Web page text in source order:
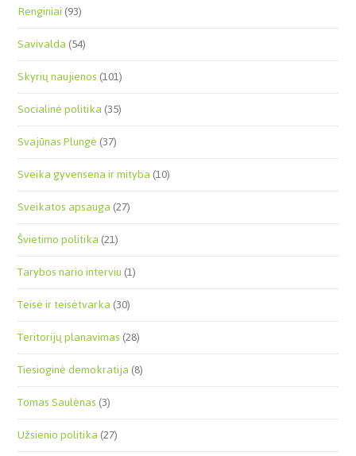
Renginiai(93)
Savivalda(54)
Skyrių naujienos(101)
Socialinė politika(35)
Svajūnas Plungė(37)
Sveika gyvensena ir mityba(10)
Sveikatos apsauga(27)
Švietimo politika(21)
Tarybos nario interviu(1)
Teisė ir teisėtvarka(30)
Teritorijų planavimas(28)
Tiesioginė demokratija(8)
Tomas Saulėnas(3)
Užsienio politika(27)